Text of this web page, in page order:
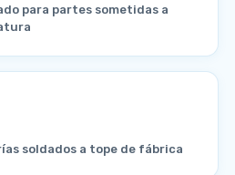
para partes sometidas a
soldados a tope de fábrica